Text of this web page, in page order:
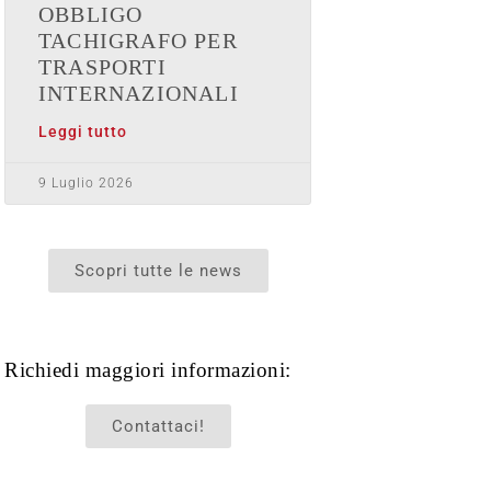
OBBLIGO
TACHIGRAFO PER
TRASPORTI
INTERNAZIONALI
Leggi tutto
9 Luglio 2026
Scopri tutte le news
Richiedi maggiori informazioni:
Contattaci!